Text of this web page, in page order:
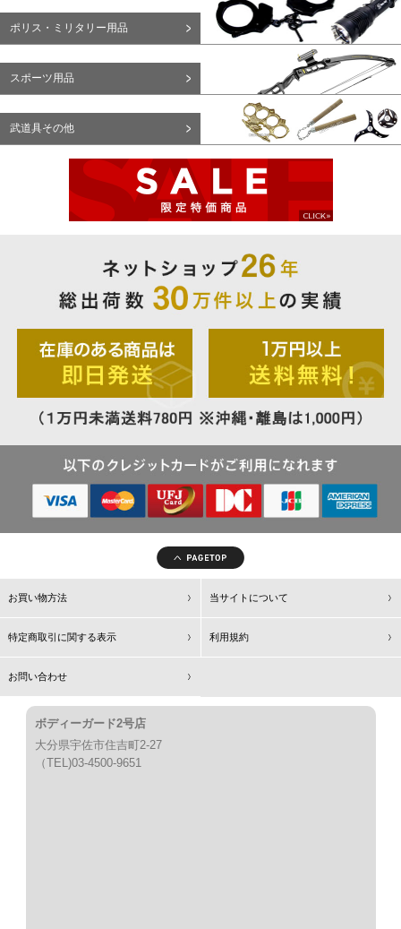
ポリス・ミリタリー用品
スポーツ用品
武道具その他
お買い物方法 当サイトについて
特定商取引に関する表示 利用規約
お問い合わせ
ボディーガード2号店
大分県宇佐市住吉町2-27
（TEL)03-4500-9651